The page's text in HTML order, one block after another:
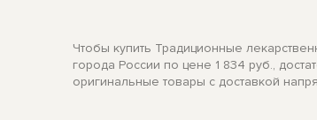
Чтобы купить Традиционные
города России по цене 1 834 руб.,
оригинальные товары с доставкой